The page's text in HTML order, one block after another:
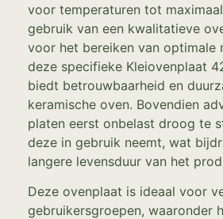
voor temperaturen tot
gebruik van een kwalitatieve
voor het bereiken van optimale
deze specifieke Kleiovenplaat
biedt betrouwbaarheid en
keramische oven. Bovendien
platen eerst onbelast droog te
deze in gebruik neemt, wat
langere levensduur van het
Deze ovenplaat is ideaal voor
gebruikersgroepen, waaronder